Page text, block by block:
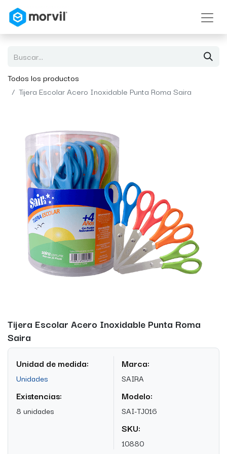
Todos los productos
Tijera Escolar Acero Inoxidable Punta Roma Saira
Tijera Escolar Acero Inoxidable Punta Roma
Saira
Unidad de medida:
Unidades
Existencias:
8 unidades
Marca:
SAIRA
Modelo:
SAI-TJ016
SKU:
10880